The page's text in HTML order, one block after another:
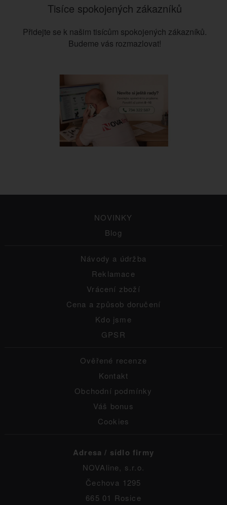
Tisíce spokojených zákazníků
Přidejte se k našim tisícům spokojených zákazníků.
Budeme vás rozmazlovat!
NOVINKY
Blog
Návody a údržba
Reklamace
Vrácení zboží
Cena a způsob doručení
Kdo jsme
GPSR
Ověřené recenze
Kontakt
Obchodní podmínky
Váš bonus
Cookies
Adresa / sídlo firmy
NOVAline, s.r.o.
Čechova 1295
665 01 Rosice